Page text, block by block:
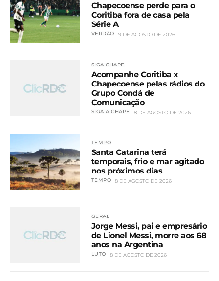
Chapecoense perde para o
Coritiba fora de casa pela
Série A
VERDÃO 9 DE AGOSTO DE 2026
SIGA CHAPE
Acompanhe Coritiba x
Chapecoense pelas rádios do
Grupo Condá de
Comunicação
SIGA A CHAPE 8 DE AGOSTO DE 2026
TEMPO
Santa Catarina terá
temporais, frio e mar agitado
nos próximos dias
TEMPO 8 DE AGOSTO DE 2026
GERAL
Jorge Messi, pai e empresário
de Lionel Messi, morre aos 68
anos na Argentina
LUTO 8 DE AGOSTO DE 2026